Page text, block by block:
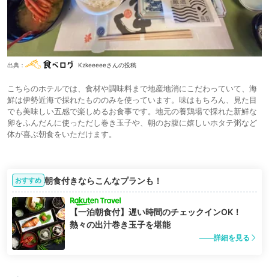
出典： Kzkeeeeeさんの投稿
こちらのホテルでは、食材や調味料まで地産地消にこだわっていて、海
鮮は伊勢近海で採れたもののみを使っています。味はもちろん、見た目
でも美味しい五感で楽しめるお食事です。地元の養鶏場で採れた新鮮な
卵をふんだんに使っただし巻き玉子や、朝のお腹に嬉しいホタテ粥など
体が喜ぶ朝食をいただけます。
おすすめ 朝食付きならこんなプランも！
【一泊朝食付】遅い時間のチェックインOK！
熱々の出汁巻き玉子を堪能
詳細を見る